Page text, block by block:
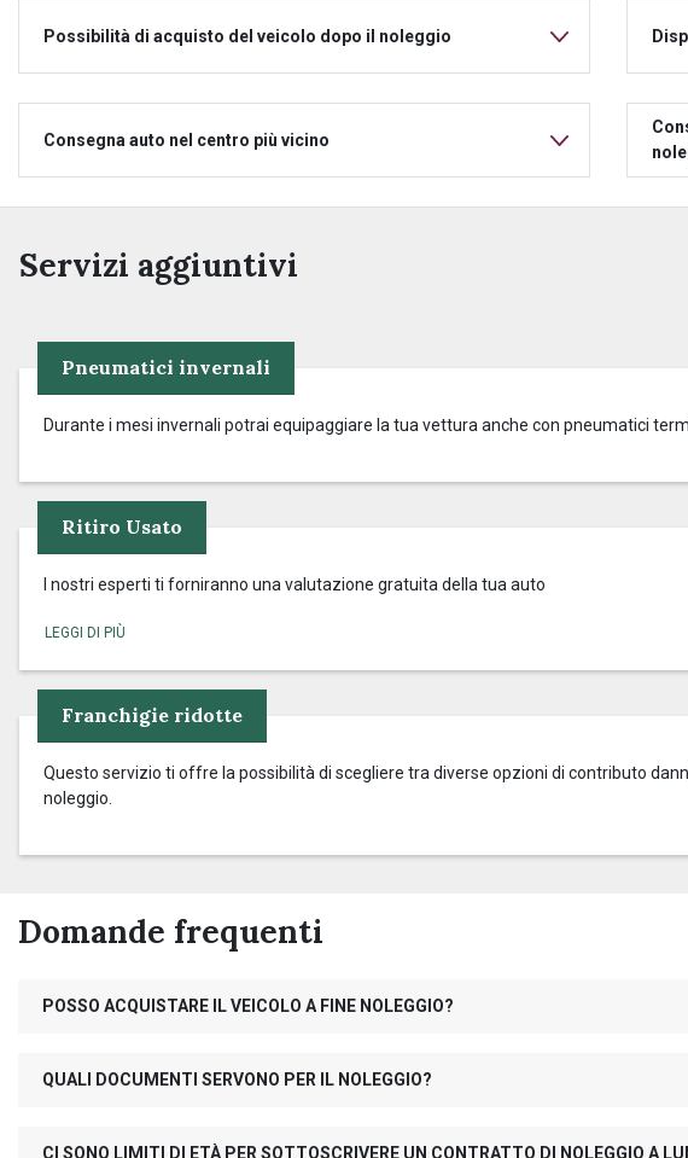
Possibilità di acquisto del veicolo dopo il noleggio
Consegna auto nel centro più vicino
Servizi aggiuntivi
Pneumatici invernali
Durante i mesi invernali potrai equipaggiare la tua vettura anche con pneumatici
Ritiro Usato
I nostri esperti ti forniranno una valutazione gratuita della tua auto
Franchigie ridotte
Questo servizio ti offre la possibilità di scegliere tra diverse opzioni di contributo
noleggio.
Domande frequenti
POSSO ACQUISTARE IL VEICOLO A FINE NOLEGGIO?
QUALI DOCUMENTI SERVONO PER IL NOLEGGIO?
CI SONO LIMITI DI ETÀ PER SOTTOSCRIVERE UN CONTRATTO DI NOLEGGIO A